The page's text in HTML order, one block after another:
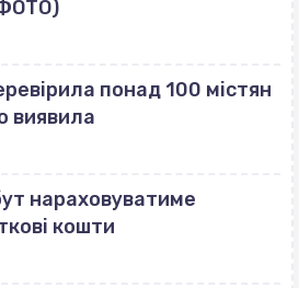
понад 100 містян
виявила
нараховуватиме
кошти